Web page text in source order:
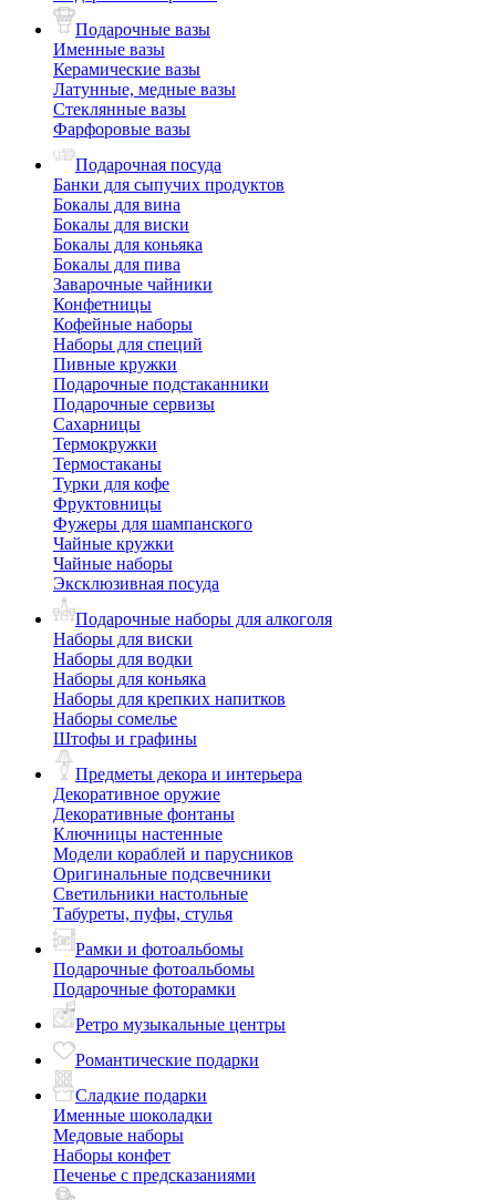
Подарочные вазы
Именные вазы
Керамические вазы
Латунные, медные вазы
Стеклянные вазы
Фарфоровые вазы
Подарочная посуда
Банки для сыпучих продуктов
Бокалы для вина
Бокалы для виски
Бокалы для коньяка
Бокалы для пива
Заварочные чайники
Конфетницы
Кофейные наборы
Наборы для специй
Пивные кружки
Подарочные подстаканники
Подарочные сервизы
Сахарницы
Термокружки
Термостаканы
Турки для кофе
Фруктовницы
Фужеры для шампанского
Чайные кружки
Чайные наборы
Эксклюзивная посуда
Подарочные наборы для алкоголя
Наборы для виски
Наборы для водки
Наборы для коньяка
Наборы для крепких напитков
Наборы сомелье
Штофы и графины
Предметы декора и интерьера
Декоративное оружие
Декоративные фонтаны
Ключницы настенные
Модели кораблей и парусников
Оригинальные подсвечники
Светильники настольные
Табуреты, пуфы, стулья
Рамки и фотоальбомы
Подарочные фотоальбомы
Подарочные фоторамки
Ретро музыкальные центры
Романтические подарки
Сладкие подарки
Именные шоколадки
Медовые наборы
Наборы конфет
Печенье с предсказаниями